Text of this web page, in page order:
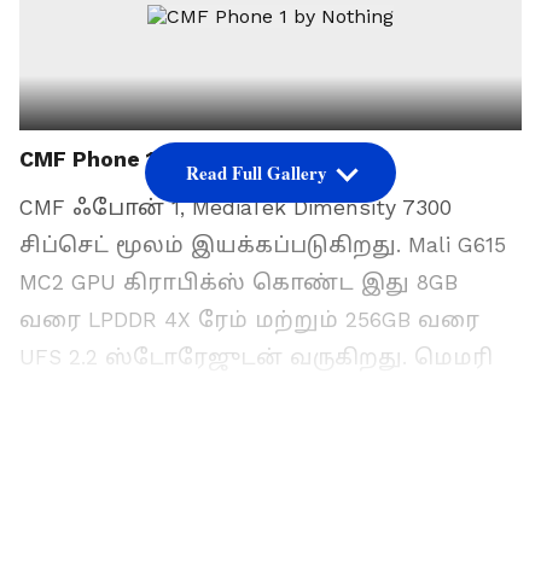
CMF Phone 1 by Nothing
CMF ஃபோன் 1, MediaTek Dimensity 7300
சிப்செட் மூலம் இயக்கப்படுகிறது. Mali G615
MC2 GPU கிராபிக்ஸ் கொண்ட இது 8GB
வரை LPDDR 4X ரேம் மற்றும் 256GB வரை
UFS 2.2 ஸ்டோரேஜுடன் வருகிறது. மெமரி
Read Full Gallery